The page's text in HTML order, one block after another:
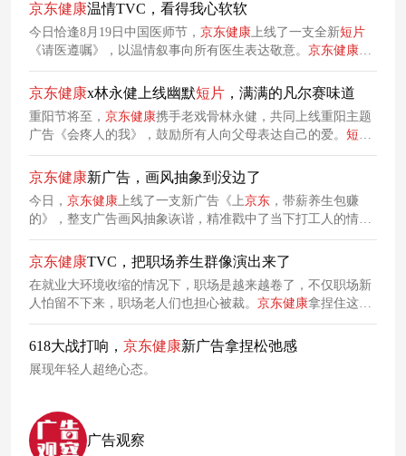
京东健康温情TVC，看得我心软软
今日恰逢8月19日中国医师节， 京东健康 上线了一支全新短片
《请医遵嘱》，以温情叙事向所有医生表达敬意。 京东健康
为连接医患、提供健康服务的平台，是温情医嘱的传递者，借
助短片，京东健康让其平台自然融入医患故事，让观众在感动
中记住品牌的核心价值。
京东健康x林永健上线幽默短片 ，满满的凡尔赛味道
重阳节将至， 京东健康携手老戏骨林永健，共同上线重阳主题
广告《会疼人的我》，鼓励所有人向父母表达自己的爱。 短片
通过围棋桌、运动场、老友相聚三个真实场景，把“凡尔赛”的
精髓融入老年生活，真实又好笑，满满诙谐感溢出屏幕。
京东健康新广告，画风抽象到没边了
今日， 京东健康 上线了一支新广告《上京东 ，带薪养生包赚
的》，整支广告画风抽象诙谐，精准戳中了当下打工人的情绪
共鸣点，将有助于进一步提升用户对京东健康平台的粘性，促
进多品类产品的销售转化。
京东健康TVC，把职场养生群像演出来了
在就业大环境收缩的情况下，职场是越来越卷了，不仅职场新
人怕留不下来，职场老人们也担心被裁。 京东健康拿捏住这种
职场焦虑情绪，上线了一支全新短片《职场佼佼者》，借职场
人的各种荒诞搞笑养生招式，巧妙衬托出江中产品的高效与便
捷性。
618大战打响， 京东健康新广告拿捏松弛感
展现年轻人超绝心态。
广告观察